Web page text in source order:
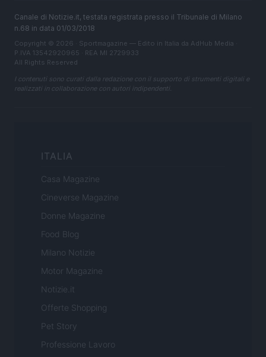
Canale di Notizie.it, testata registrata presso il Tribunale di Milano
n.68 in data 01/03/2018
Copyright © 2026 · Sportmagazine — Edito in Italia da AdHub Media
P.IVA 13542920965 · REA MI 2729933
All Rights Reserved
I contenuti sono curati dalla redazione con il supporto di strumenti digitali e
realizzati in collaborazione con autori indipendenti.
ITALIA
Casa Magazine
Cineverse Magazine
Donne Magazine
Food Blog
Milano Notizie
Motor Magazine
Notizie.it
Offerte Shopping
Pet Story
Professione Lavoro